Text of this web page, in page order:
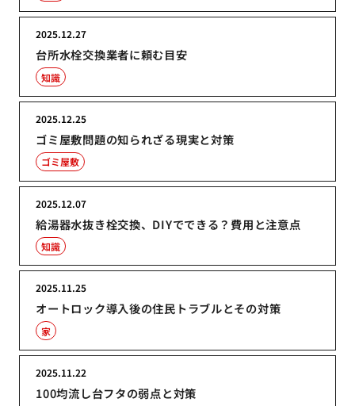
台所水栓交換業者に頼む目安
2025.12.27
知識
ゴミ屋敷問題の知られざる現実と対策
2025.12.25
ゴミ屋敷
給湯器水抜き栓交換、DIYでできる？費用と注意点
2025.12.07
知識
オートロック導入後の住民トラブルとその対策
2025.11.25
家
100均流し台フタの弱点と対策
2025.11.22